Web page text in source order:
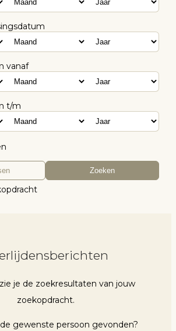
vanaf
t/m
Zoeken
je de zoekresultaten van jouw
zoekopdracht.
gewenste persoon gevonden?